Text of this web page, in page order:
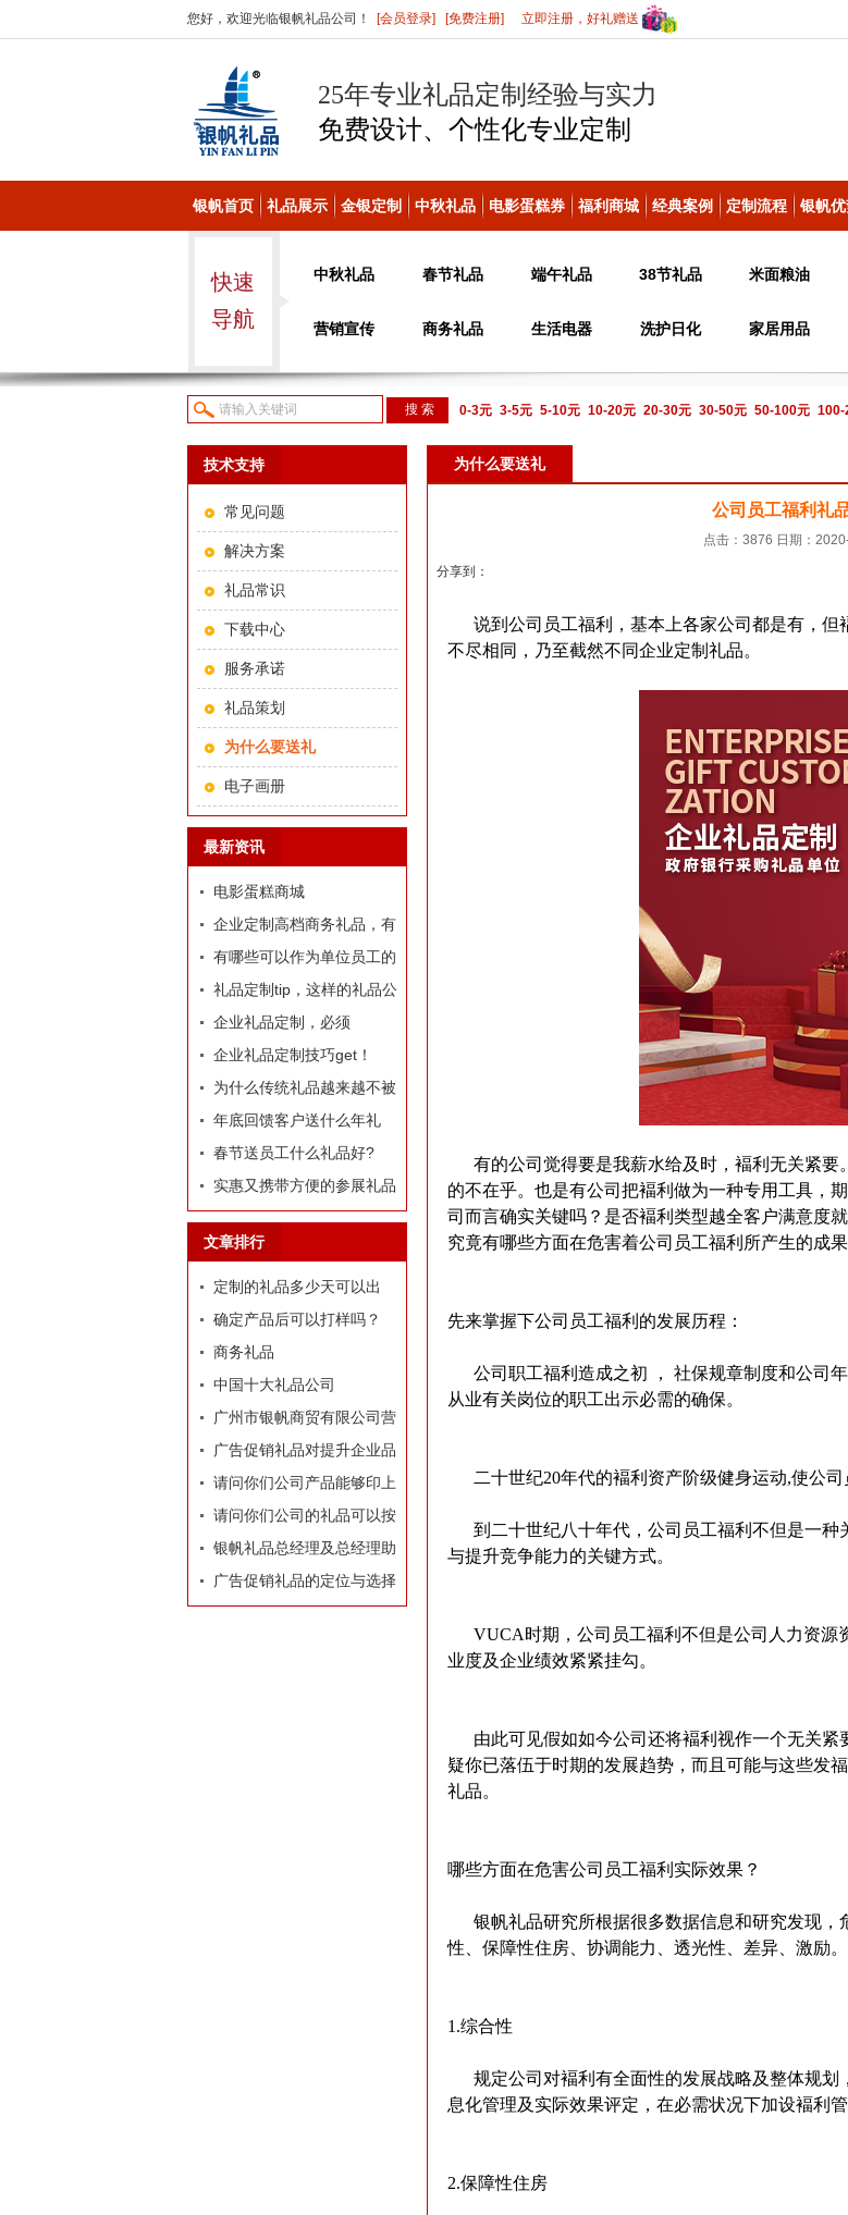
您好，欢迎光临银帆礼品公司！ [会员登录] [免费注册] 立即注册，好礼赠送
25年专业礼品定制经验与实力
免费设计、个性化专业定制
银帆首页 礼品展示 金银定制 中秋礼品 电影蛋糕券 福利商城 经典案例 定制流程 银帆
快速
导航
中秋礼品 春节礼品 端午礼品 38节礼品 米面粮油
营销宣传 商务礼品 生活电器 洗护日化 家居用品
0-3元 3-5元 5-10元 10-20元 20-30元 30-50元 50-100元 100-
议或电话咨询
技术支持
常见问题
解决方案
礼品常识
下载中心
服务承诺
礼品策划
为什么要送礼
电子画册
最新资讯
电影蛋糕商城
企业定制高档商务礼品，有
哪些推荐？
有哪些可以作为单位员工的
定制礼品？
礼品定制tip，这样的礼品公
司我才爱！
企业礼品定制，必须
有“里”、有“面”
企业礼品定制技巧get！
为什么传统礼品越来越不被
选择了
年底回馈客户送什么年礼
好?
春节送员工什么礼品好?
实惠又携带方便的参展礼品
文章排行
定制的礼品多少天可以出
货？
确定产品后可以打样吗？
商务礼品
中国十大礼品公司
广州市银帆商贸有限公司营
业执照
广告促销礼品对提升企业品
牌有着莫大的作用
请问你们公司产品能够印上
我们公司的LOGO和广告
吗？
请问你们公司的礼品可以按
照我们的要求和构思专门设
计订做吗？
银帆礼品总经理及总经理助
理名片
广告促销礼品的定位与选择
为什么要送礼
公司员工福利礼
点击：3876 日期：
分享到：
说到公司员工福利，基本上各家公司都是有，但
不尽相同，乃至截然不同企业定制礼品。
有的公司觉得要是我薪水给及时，褔利无关紧要
的不在乎。也是有公司把褔利做为一种专用工具，
司而言确实关键吗？是否褔利类型越全客户满意度
究竟有哪些方面在危害着公司员工福利所产生的成果
先来掌握下公司员工福利的发展历程：
公司职工福利造成之初 ， 社保规章制度和公司
从业有关岗位的职工出示必需的确保。
二十世纪20年代的褔利资产阶级健身运动,使公司
到二十世纪八十年代，公司员工福利不但是一种
与提升竞争能力的关键方式。
VUCA时期，公司员工福利不但是公司人力资源
业度及企业绩效紧紧挂勾。
由此可见假如如今公司还将褔利视作一个无关紧
疑你已落伍于时期的发展趋势，而且可能与这些发
礼品。
哪些方面在危害公司员工福利实际效果？
银帆礼品研究所根据很多数据信息和研究发现，
性、保障性住房、协调能力、透光性、差异、激励。
1.综合性
规定公司对褔利有全面性的发展战略及整体规划
息化管理及实际效果评定，在必需状况下加设褔利
2.保障性住房